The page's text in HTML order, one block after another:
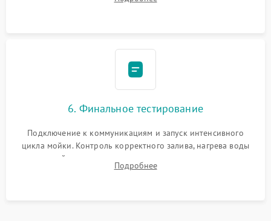
сборка корпуса и установка датчика поплавка.
6. Финальное тестирование
Подключение к коммуникациям и запуск интенсивного
цикла мойки. Контроль корректного залива, нагрева воды
до нужной температуры, отсутствия посторонних шумов,
штатного слива и абсолютной сухости в поддоне.
Подробнее